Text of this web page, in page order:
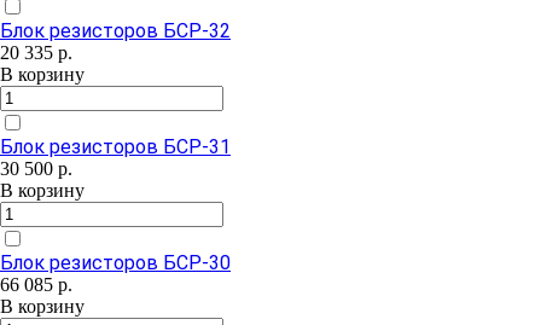
Блок резисторов БСР-32
20 335 р.
В корзину
Блок резисторов БСР-31
30 500 р.
В корзину
Блок резисторов БСР-30
66 085 р.
В корзину